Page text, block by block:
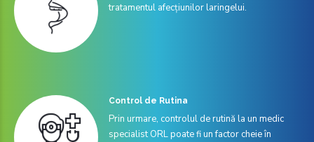
tratamentul afecțiunilor laringelui.
Control de Rutina
Prin urmare, controlul de rutină la un medic
specialist ORL poate fi un factor cheie în